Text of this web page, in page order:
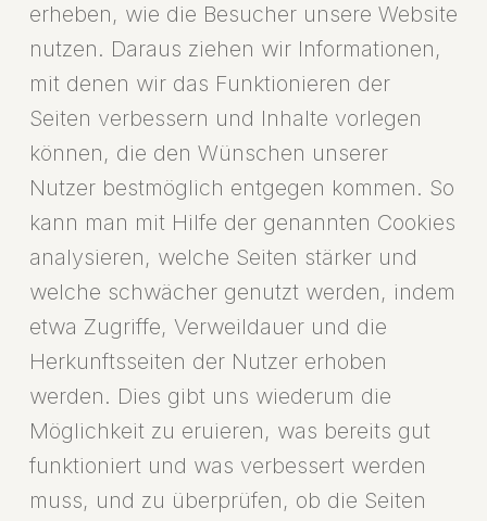
erheben, wie die Besucher unsere Website
nutzen. Daraus ziehen wir Informationen,
mit denen wir das Funktionieren der
Seiten verbessern und Inhalte vorlegen
können, die den Wünschen unserer
Nutzer bestmöglich entgegen kommen. So
kann man mit Hilfe der genannten Cookies
analysieren, welche Seiten stärker und
welche schwächer genutzt werden, indem
etwa Zugriffe, Verweildauer und die
Herkunftsseiten der Nutzer erhoben
werden. Dies gibt uns wiederum die
Möglichkeit zu eruieren, was bereits gut
funktioniert und was verbessert werden
muss, und zu überprüfen, ob die Seiten